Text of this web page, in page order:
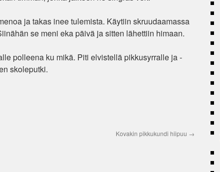
ja takas inee tulemista. Käytiin skruudaamassa
se meni eka päivä ja sitten lähettiin himaan.
polleena ku mikä. Piti elvistellä pikkusyrralle ja -
skoleputki.
Kovakin pikkukundi hiipuu →